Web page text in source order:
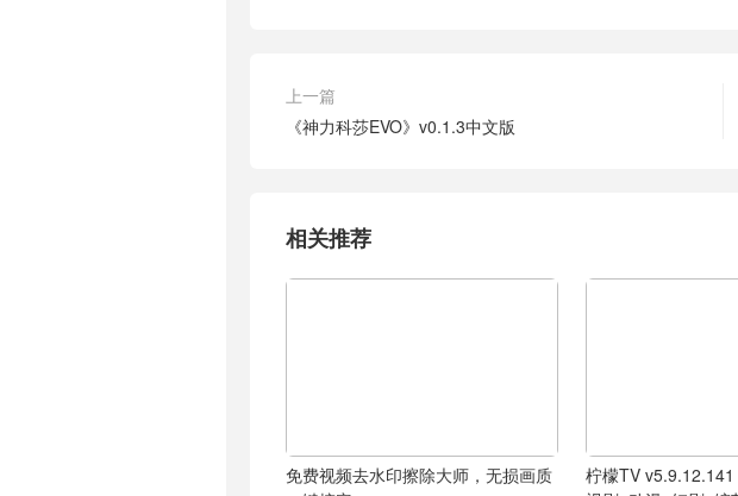
上一篇
《神力科莎EVO》v0.1.3中文版
相关推荐
免费视频去水印擦除大师，无损画质
柠檬TV